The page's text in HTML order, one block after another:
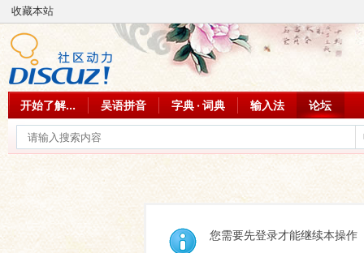
收藏本站
开始了解... 吴语拼音 字典 · 词典 输入法 论坛
您需要先登录才能继续本操作